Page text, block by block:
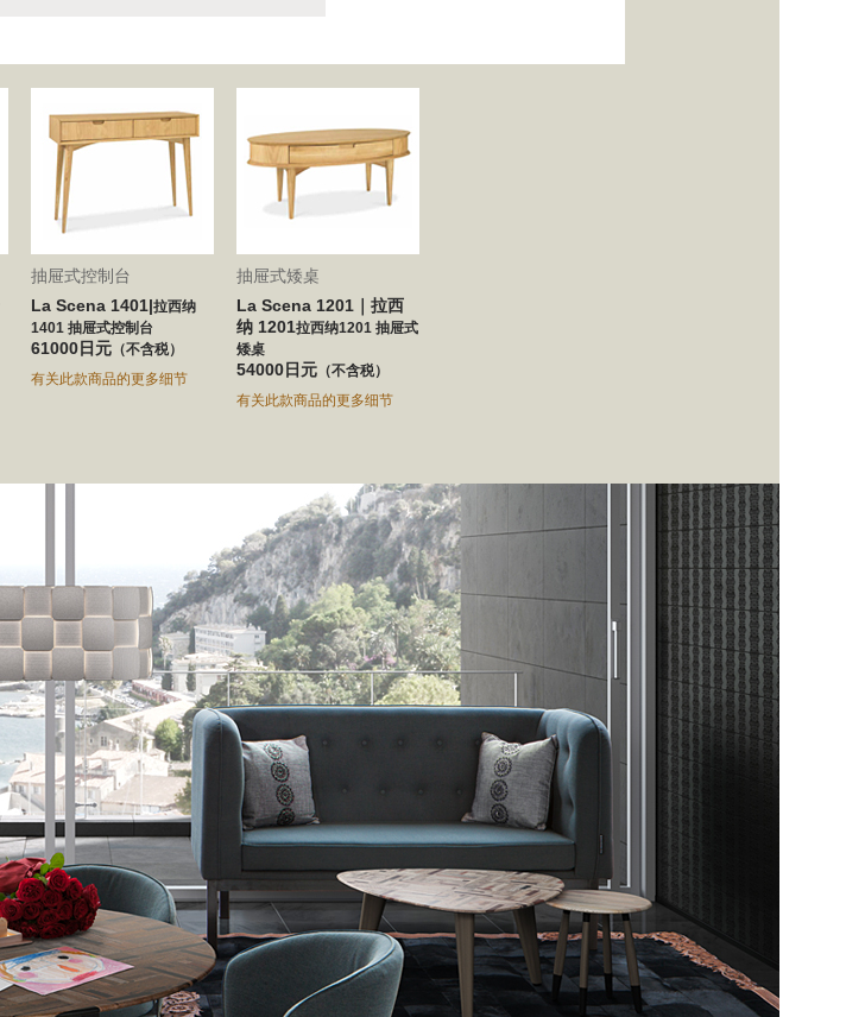
抽屉式控制台
La Scena 1401|拉西纳
1401 抽屉式控制台
61000日元 （不含税）
有关此款商品的更多细节
抽屉式矮桌
La Scena 1201｜拉西
纳 1201拉西纳1201 抽屉式
矮桌
54000日元 （不含税）
有关此款商品的更多细节